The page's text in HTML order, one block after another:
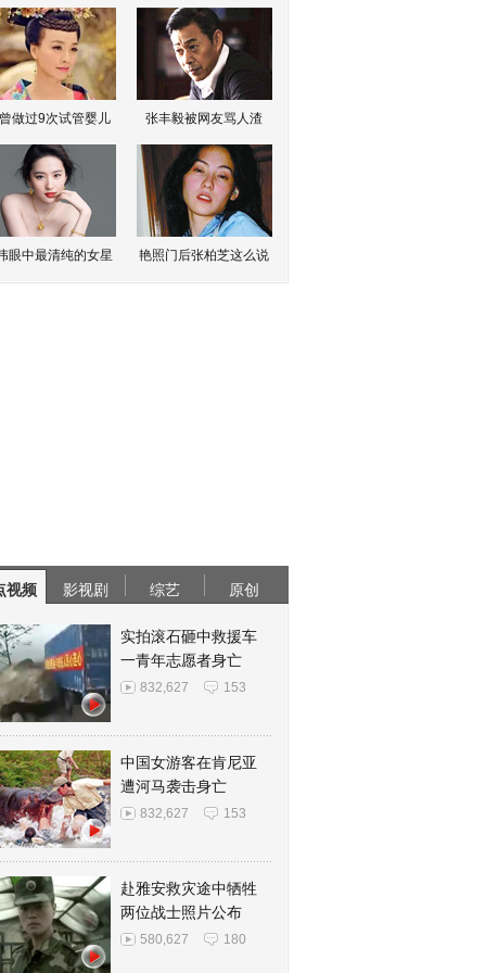
做过9次试管婴儿 张丰毅被网友骂人渣
眼中最清纯的女星 艳照门后张柏芝这么说
视频 影视剧 综艺 原创
实拍滚石砸中救援车
一青年志愿者身亡
832,627 153
中国女游客在肯尼亚
遭河马袭击身亡
832,627 153
赴雅安救灾途中牺牲
两位战士照片公布
580,627 180